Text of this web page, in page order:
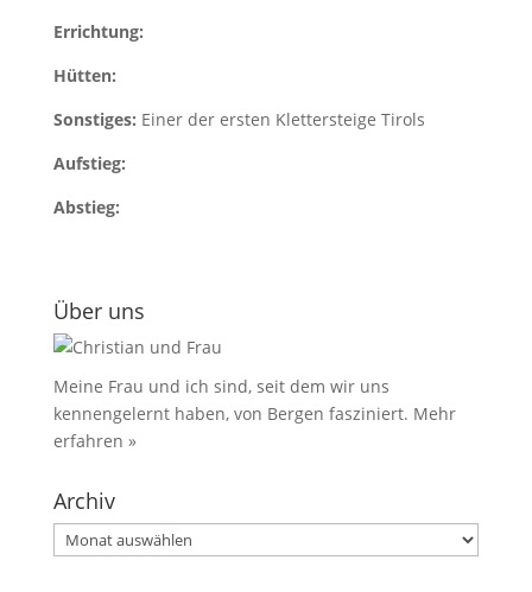
Errichtung:
Hütten:
Sonstiges: Einer der ersten Klettersteige Tirols
Aufstieg:
Abstieg:
Über uns
Meine Frau und ich sind, seit dem wir uns
kennengelernt haben, von Bergen fasziniert. Mehr
erfahren »
Archiv
Archiv